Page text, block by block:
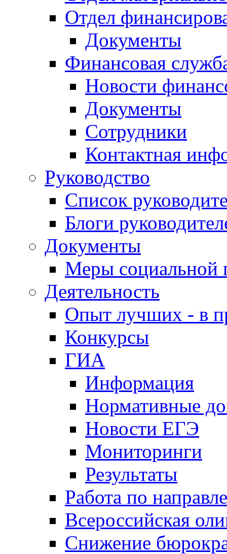
Отдел
Документы
Финансовая
Новости
Документы
Сотрудники
Контактная
Руководство
Список
Блоги
Документы
Меры социальной
Деятельность
Опыт лучших - в
Конкурсы
ГИА
Информация
Нормативные
Новости ЕГЭ
Мониторинги
Результаты
Работа по
Всероссийская
Снижение